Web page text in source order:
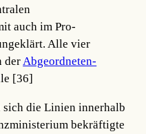
auch im Pro-
Alle vier
derAbgeordneten-
[36]
sich die Linien innerhalb
bekräftigte